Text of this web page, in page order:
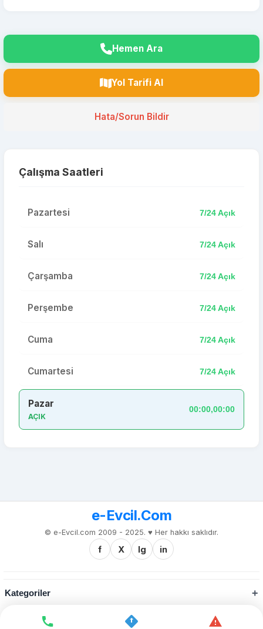
Hemen Ara
Yol Tarifi Al
Hata/Sorun Bildir
Çalışma Saatleri
Pazartesi 7/24 Açık
Salı 7/24 Açık
Çarşamba 7/24 Açık
Perşembe 7/24 Açık
Cuma 7/24 Açık
Cumartesi 7/24 Açık
Pazar
AÇIK
00:00,00:00
e-Evcil.Com
© e-Evcil.com 2009 - 2025. ♥️ Her hakkı saklıdır.
f X Ig in
Kategoriler